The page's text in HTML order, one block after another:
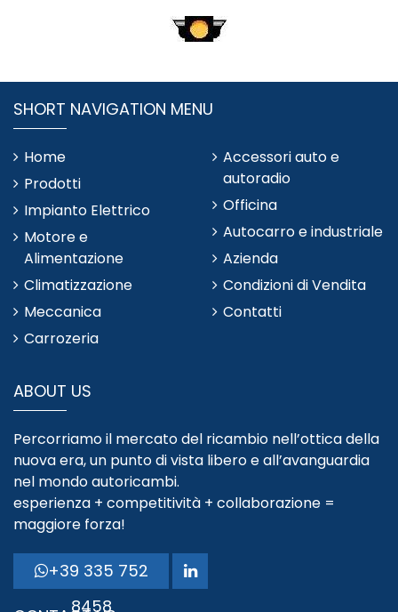
SHORT NAVIGATION MENU
Home
Prodotti
Impianto Elettrico
Motore e
Alimentazione
Climatizzazione
Meccanica
Carrozeria
Accessori auto e
autoradio
Officina
Autocarro e industriale
Azienda
Condizioni di Vendita
Contatti
ABOUT US
Percorriamo il mercato del ricambio nell’ottica della
nuova era, un punto di vista libero e all’avanguardia
nel mondo autoricambi.
esperienza + competitività + collaborazione =
maggiore forza!
+39 335 752
8458